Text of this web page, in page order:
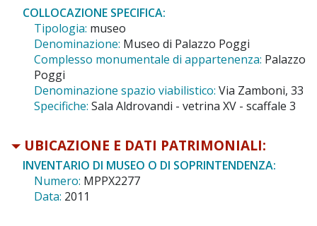
COLLOCAZIONE SPECIFICA:
Tipologia: museo
Denominazione: Museo di Palazzo Poggi
Complesso monumentale di appartenenza: Palazzo
Poggi
Denominazione spazio viabilistico: Via Zamboni, 33
Specifiche: Sala Aldrovandi - vetrina XV - scaffale 3
UBICAZIONE E DATI PATRIMONIALI:
INVENTARIO DI MUSEO O DI SOPRINTENDENZA:
Numero: MPPX2277
Data: 2011